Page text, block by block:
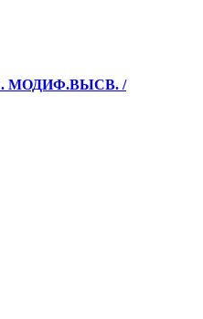
МОДИФ.ВЫСВ. /